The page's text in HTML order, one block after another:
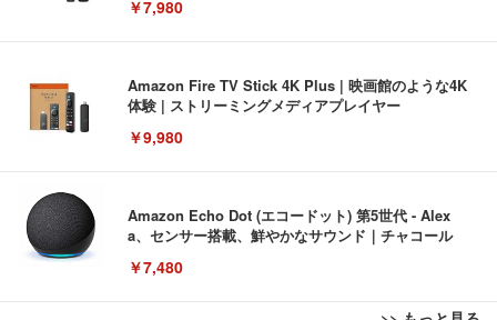
￥7,980
Amazon Fire TV Stick 4K Plus | 映画館のような4K
体験 | ストリーミングメディアプレイヤー
￥9,980
Amazon Echo Dot (エコードット) 第5世代 - Alex
a、センサー搭載、鮮やかなサウンド｜チャコール
￥7,480